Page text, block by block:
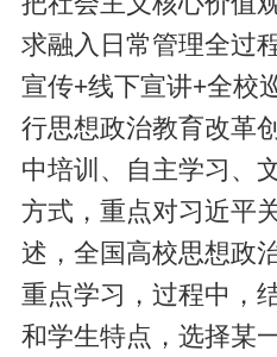
求融入日常管理全过
宣传+线下宣讲+全校
行思想政治教育改革
中培训、自主学习、
方式，重点对习近平
述，全国高校思想政
重点学习，过程中，
和学生特点，选择某